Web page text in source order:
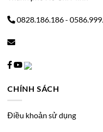
0828.186.186-
CHÍNH SÁCH
Điều khoản sử dụng